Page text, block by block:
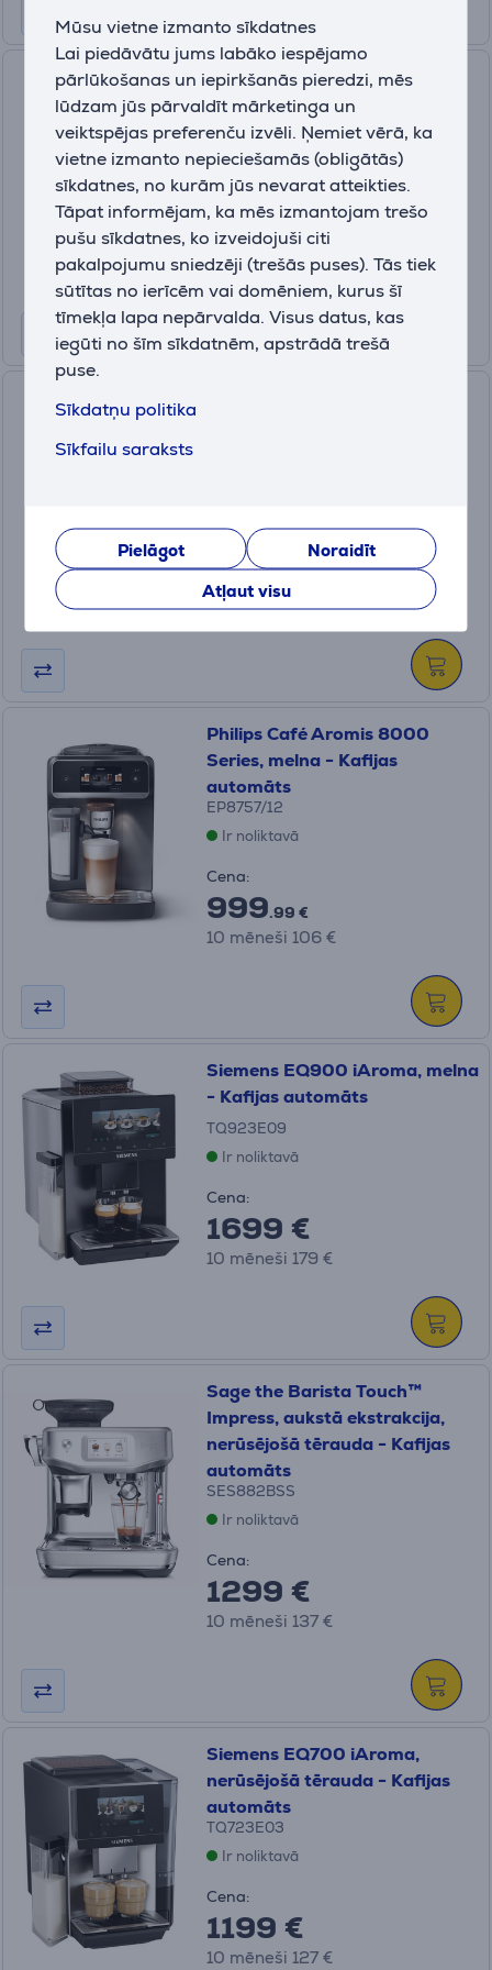
Mūsu vietne izmanto sīkdatnes
Lai piedāvātu jums labāko iespējamo
pārlūkošanas un iepirkšanās pieredzi, mēs
lūdzam jūs pārvaldīt mārketinga un
veiktspējas preferenču izvēli. Ņemiet vērā, ka
vietne izmanto nepieciešamās (obligātās)
sīkdatnes, no kurām jūs nevarat atteikties.
Tāpat informējam, ka mēs izmantojam trešo
pušu sīkdatnes, ko izveidojuši citi
pakalpojumu sniedzēji (trešās puses). Tās tiek
sūtītas no ierīcēm vai domēniem, kurus šī
tīmekļa lapa nepārvalda. Visus datus, kas
iegūti no šīm sīkdatnēm, apstrādā trešā
puse.
Sīkdatņu politika
Sīkfailu saraksts
Pielāgot
Noraidīt
Atļaut visu
Nivona Cube, balta - Kafijas
automāts
CUBE4102
Ir noliktavā
Drauga cena:
349.99 €
Parastā cena: 379.99 €
10 mēneši 37 €
Cena:
649.99 €
10 mēneši 69 €
Philips Café Aromis 8000
Series, melna - Kafijas
automāts
EP8757/12
Ir noliktavā
Cena:
999.99 €
10 mēneši 106 €
Siemens EQ900 iAroma, melna
- Kafijas automāts
TQ923E09
Ir noliktavā
Cena:
1699 €
10 mēneši 179 €
Sage the Barista Touch™
Impress, aukstā ekstrakcija,
nerūsējošā tērauda - Kafijas
automāts
SES882BSS
Ir noliktavā
Cena:
1299 €
10 mēneši 137 €
Siemens EQ700 iAroma,
nerūsējošā tērauda - Kafijas
automāts
TQ723E03
Ir noliktavā
Cena:
1199 €
10 mēneši 127 €